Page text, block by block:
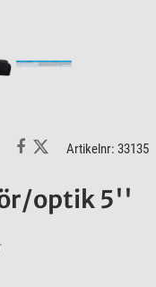
Artikelnr: 33135
optik 5''